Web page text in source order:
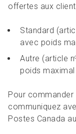
offertes aux
Standard
avec poids
Autre (article n
poids
Pour
communiquez
Postes Canada